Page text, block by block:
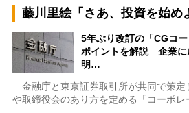
藤川里絵「さあ、投資を始め
5年ぶり改訂の「CGコ
ポイントを解説 企業に
明…
金融庁と東京証券取引所が共同で策定
や取締役会のあり方を定める「コーポ